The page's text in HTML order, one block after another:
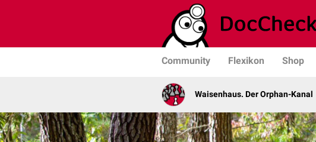
Community Flexikon Shop
Waisenhaus. Der Orphan-Kanal